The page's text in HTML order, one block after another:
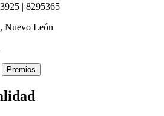
| 8295365
Nuevo León
Premios